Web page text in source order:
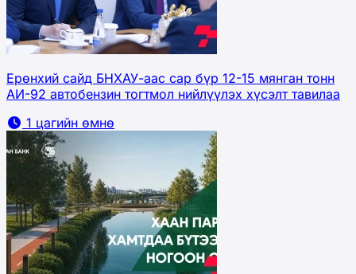
Ерөнхий сайд БНХАУ-аас сар бүр 12-15 мянган тонн
АИ-92 автобензин тогтмол нийлүүлэх хүсэлт тавилаа
1 цагийн өмнө